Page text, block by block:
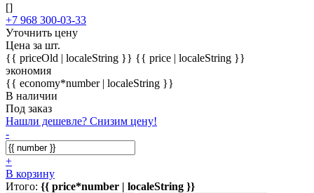
[]
+7 968 300-03-33
Уточнить цену
Цена за шт.
{{ priceOld | localeString }} {{ price | localeString }}
экономия
{{ economy*number | localeString }}
В наличии
Под заказ
Нашли дешевле? Снизим цену!
-
+
В корзину
Итого: {{ price*number | localeString }}